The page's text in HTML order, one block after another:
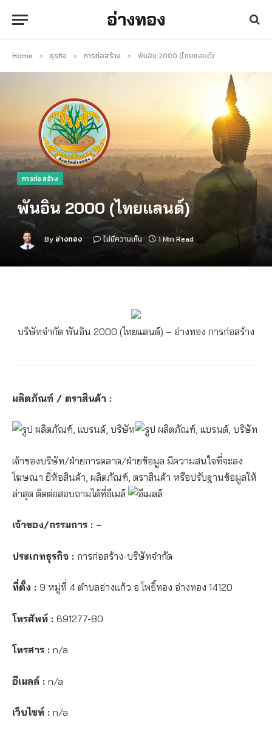
อ่างทอง
Home » ธุรกิจ » การก่อสร้าง » พันอิน 2000 (ไทยแลนด์)
การก่อสร้าง
พันอิน 2000 (ไทยแลนด์)
By อ่างทอง ไม่มีความเห็น 1 Min Read
บริษัทจำกัด พันอิน 2000 (ไทยแลนด์) – อ่างทอง การก่อสร้าง
ผลิตภัณฑ์ / ตราสินค้า :
เจ้าของบริษัท/ฝ่ายการตลาด/ฝ่ายข้อมูล มีความสนใจที่จะลง
โฆษณา ยี่ห้อสินค้า, ผลิตภัณฑ์, ตราสินค้า หรือปรับฐานข้อมูลให้
ล่าสุด ติดต่อสอบถามได้ที่อีเมล์
เจ้าของ/กรรมการ : –
ประเภทธุรกิจ : การก่อสร้าง-บริษัทจำกัด
ที่ตั้ง : 9 หมู่ที่ 4 ตำบลอ่างแก้ว อ.โพธิ์ทอง อ่างทอง 14120
โทรศัพท์ : 691277-80
โทรสาร : n/a
อีเมลล์ : n/a
เว็บไซท์ : n/a